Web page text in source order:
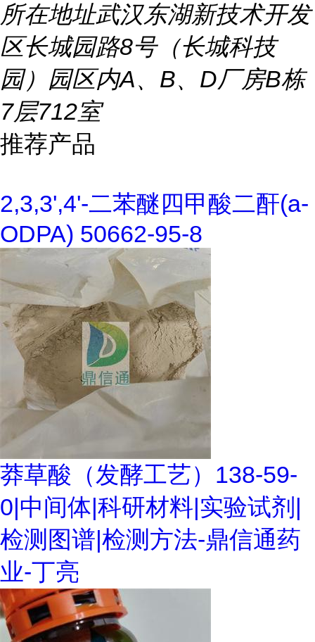
所在地址武汉东湖新技术开发
区长城园路8号（长城科技
园）园区内A、B、D厂房B栋
7层712室
推荐产品
2,3,3',4'-二苯醚四甲酸二酐(a-
ODPA) 50662-95-8
莽草酸（发酵工艺）138-59-
0|中间体|科研材料|实验试剂|
检测图谱|检测方法-鼎信通药
业-丁亮